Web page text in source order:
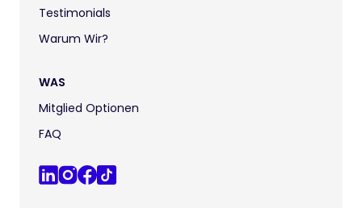
Testimonials
Warum Wir?
WAS
Mitglied Optionen
FAQ